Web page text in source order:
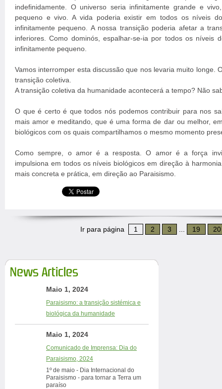
indefinidamente. O universo seria infinitamente grande e
pequeno e vivo. A vida poderia existir em todos os níveis
infinitamente pequeno. A nossa transição poderia afetar a
inferiores. Como dominós, espalhar-se-ia por todos os níveis
infinitamente pequeno.
Vamos interromper esta discussão que nos levaria muito longe.
transição coletiva.
A transição coletiva da humanidade acontecerá a tempo? Não
O que é certo é que todos nós podemos contribuir para nos
mais amor e meditando, que é uma forma de dar ou melhor,
biológicos com os quais compartilhamos o mesmo momento
Como sempre, o amor é a resposta. O amor é a força
impulsiona em todos os níveis biológicos em direção à
mais concreta e prática, em direção ao Paraisismo.
Ir para página 1 2 3 19 20
News Articles
Maio 1, 2024
Paraisismo: a transição sistémica e
biológica da humanidade
Maio 1, 2024
Comunicado de Imprensa: Dia do
Paraisismo, 2024
1º de maio - Dia Internacional do
Paraisismo - para tornar a Terra um
paraíso